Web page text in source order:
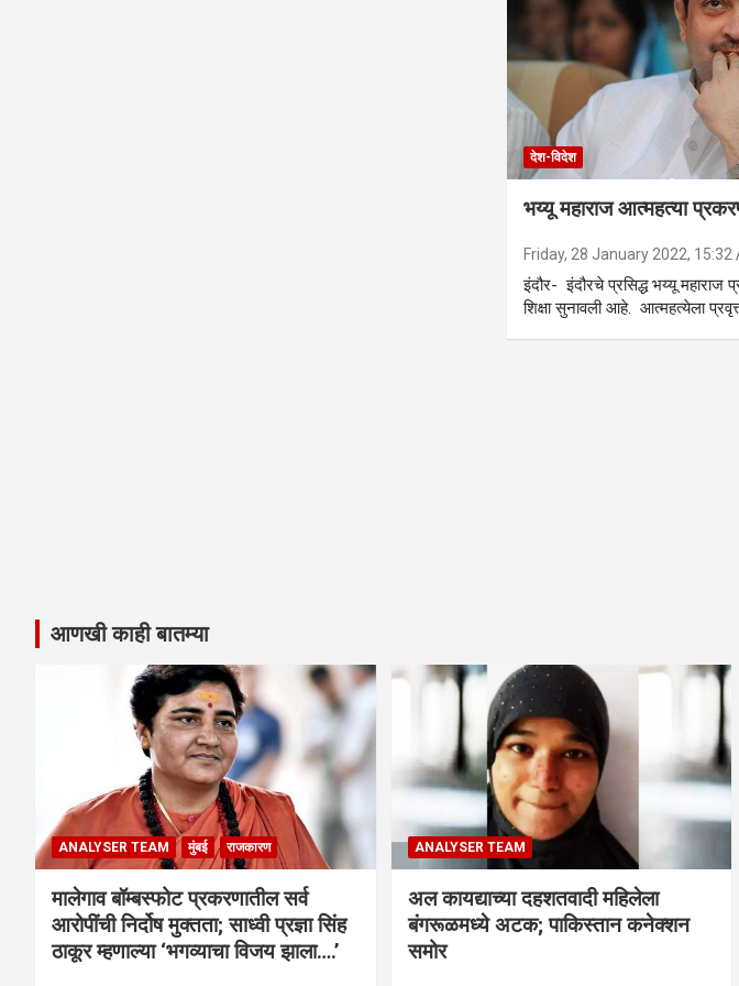
देश-विदेश
भय्यू महाराज आत्महत्या
Friday, 28 January 2022, 15:32
इंदौर- इंदौरचे प्रसिद्ध भय्यू महाराज
शिक्षा सुनावली आहे. आत्महत्येला
आणखी काही बातम्या
ANALYSER TEAM मुंबई राजकारण
मालेगाव बॉम्बस्फोट प्रकरणातील सर्व
आरोपींची निर्दोष मुक्तता; साध्वी प्रज्ञा सिंह
ठाकूर म्हणाल्या ‘भगव्याचा विजय झाला….’
ANALYSER TEAM
अल कायद्याच्या दहशतवादी महिलेला
बंगरूळमध्ये अटक; पाकिस्तान कनेक्शन
समोर